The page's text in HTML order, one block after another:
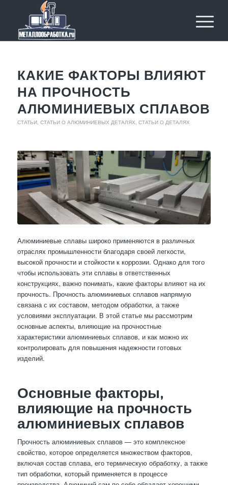
КАКИЕ ФАКТОРЫ ВЛИЯЮТ
НА ПРОЧНОСТЬ
АЛЮМИНИЕВЫХ СПЛАВОВ
СТАТЬИ, СТАТЬИ О АЛЮМИНИЕВЫХ ДЕТАЛЯХ СТАТЬИ О ДЕТАЛЯХ
Алюминиевые сплавы широко применяются в различных
отраслях промышленности благодаря своей легкости,
высокой прочности и стойкости к коррозии. Однако для того
чтобы использовать эти сплавы в ответственных
конструкциях, важно понимать, какие факторы влияют на их
прочность. Прочность алюминиевых сплавов напрямую
связана с их составом, методом обработки, а также
условиями эксплуатации. В этой статье мы рассмотрим
основные аспекты, влияющие на прочностные
характеристики алюминиевых сплавов, и как можно их
контролировать для повышения надежности готовых
изделий.
Основные факторы,
влияющие на прочность
алюминиевых сплавов
Прочность алюминиевых сплавов — это комплексное
свойство, которое определяется множеством факторов,
включая состав сплава, его термическую обработку, а также
тип обработки, который применяется в процессе